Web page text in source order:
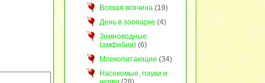
Всякая всячина(19)
День в зоопарке (4)
Земноводные
(амфибии)(6)
Млекопитающие (34)
Насекомые, пауки и